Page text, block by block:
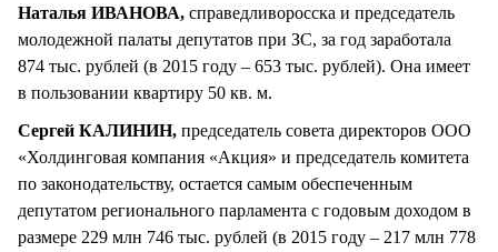
Наталья ИВАНОВА, справедливоросска и председатель
молодежной палаты депутатов при ЗС, за год заработала
874 тыс. рублей (в 2015 году – 653 тыс. рублей). Она имеет
в пользовании квартиру 50 кв. м.
Сергей КАЛИНИН, председатель совета директоров ООО
«Холдинговая компания «Акция» и председатель комитета
по законодательству, остается самым обеспеченным
депутатом регионального парламента с годовым доходом в
размере 229 млн 746 тыс. рублей (в 2015 году – 217 млн 778